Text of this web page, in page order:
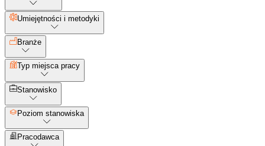
Umiejętności i metodyki
Branże
Typ miejsca pracy
Stanowisko
Poziom stanowiska
Pracodawca